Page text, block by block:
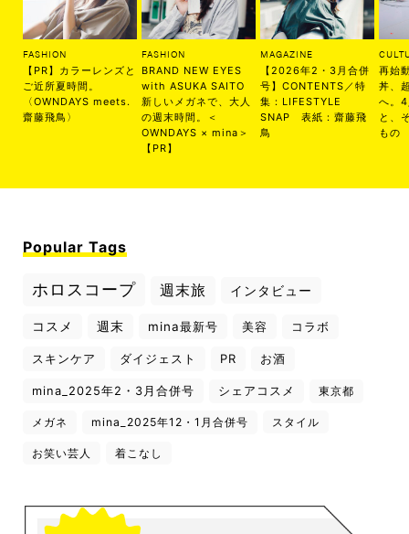
FASHION
【PR】カラーレンズと
ご近所夏時間。
〈OWNDAYS meets.
齋藤飛鳥〉
FASHION
BRAND NEW EYES
with ASUKA SAITO
新しいメガネで、大人
の週末時間。＜
OWNDAYS × mina＞
【PR】
MAGAZINE
【2026年2・3月合併
号】CONTENTS／特
集：LIFESTYLE
SNAP 表紙：齋藤飛
鳥
再始
丼、
へ。
と、
もの
Popular Tags
ホロスコープ 週末旅 インタビュー
コスメ 週末 mina最新号 美容 コラボ
スキンケア ダイジェスト PR お酒
mina_2025年2・3月合併号 シェアコスメ 東京都
メガネ mina_2025年12・1月合併号 スタイル
お笑い芸人 着こなし